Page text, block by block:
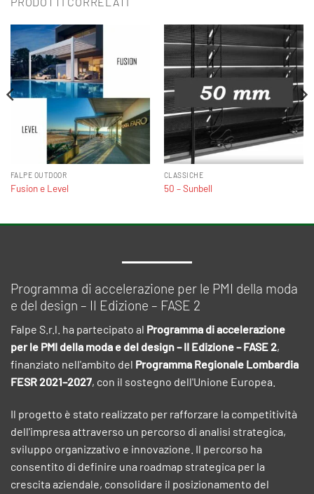
FALPE OUTDOOR
Fusion e Level
CLASSICHE
50 – Sunbell
Programma di accelerazione per le PMI della moda
e del design – II Edizione – FASE 2
Falpe S.r.l. ha partecipato al Programma di accelerazione
per le PMI della moda e del design – II Edizione – FASE 2,
finanziato nell'ambito del Programma Regionale Lombardia
FESR 2021–2027, con il sostegno dell'Unione Europea.
Il progetto è stato realizzato per rafforzare la competitività
dell'impresa attraverso un percorso di analisi strategica,
sviluppo organizzativo e innovazione. Il percorso ha
consentito di definire una roadmap strategica per la
crescita aziendale, consolidare il posizionamento del